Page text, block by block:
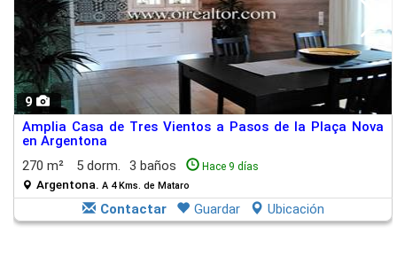
9
Amplia Casa de Tres Vientos a Pasos de la Plaça Nova
en Argentona
270 m²
5 dorm. 3 baños Hace 9 días
Argentona. A 4 Kms. de Mataro
Contactar Guardar Ubicación